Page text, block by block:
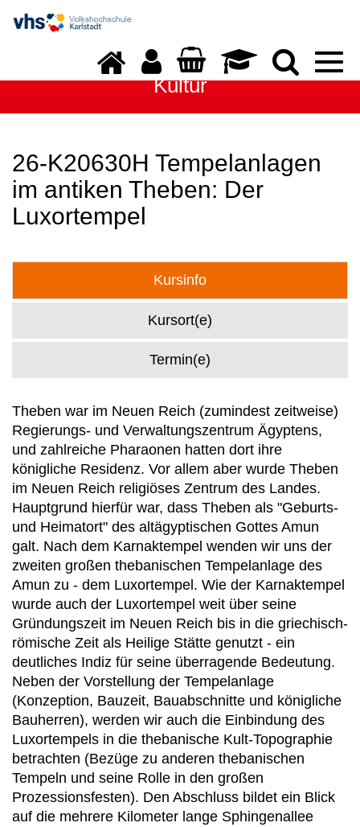
Kultur
26-K20630H Tempelanlagen
im antiken Theben: Der
Luxortempel
Kursinfo
Kursort(e)
Termin(e)
Theben war im Neuen Reich (zumindest zeitweise)
Regierungs- und Verwaltungszentrum Ägyptens,
und zahlreiche Pharaonen hatten dort ihre
königliche Residenz. Vor allem aber wurde Theben
im Neuen Reich religiöses Zentrum des Landes.
Hauptgrund hierfür war, dass Theben als "Geburts-
und Heimatort" des altägyptischen Gottes Amun
galt. Nach dem Karnaktempel wenden wir uns der
zweiten großen thebanischen Tempelanlage des
Amun zu - dem Luxortempel. Wie der Karnaktempel
wurde auch der Luxortempel weit über seine
Gründungszeit im Neuen Reich bis in die griechisch-
römische Zeit als Heilige Stätte genutzt - ein
deutliches Indiz für seine überragende Bedeutung.
Neben der Vorstellung der Tempelanlage
(Konzeption, Bauzeit, Bauabschnitte und königliche
Bauherren), werden wir auch die Einbindung des
Luxortempels in die thebanische Kult-Topographie
betrachten (Bezüge zu anderen thebanischen
Tempeln und seine Rolle in den großen
Prozessionsfesten). Den Abschluss bildet ein Blick
auf die mehrere Kilometer lange Sphingenallee